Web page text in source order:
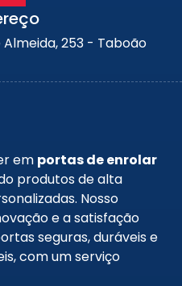
253 - Taboão
em portas de enrolar
produtos de alta
Nosso
e a satisfação
seguras, duráveis e
com um serviço